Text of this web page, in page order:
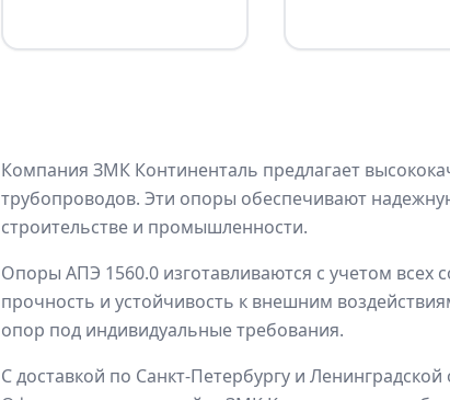
Компания ЗМК Континенталь предлагает
трубопроводов. Эти опоры обеспечивают
строительстве и промышленности.
Опоры АПЭ 1560.0 изготавливаются с учетом всех
прочность и устойчивость к внешним
опор под индивидуальные требования.
С доставкой по Санкт-Петербургу и